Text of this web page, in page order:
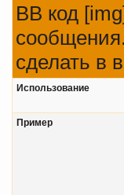
BB код
сделать в
Использование
Пример